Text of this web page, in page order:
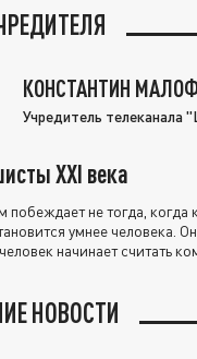
КОНСТАНТИН
Учредитель телеканала
XXI века
побеждает не тогда, когда
умнее человека.
начинает считать
НОВОСТИ